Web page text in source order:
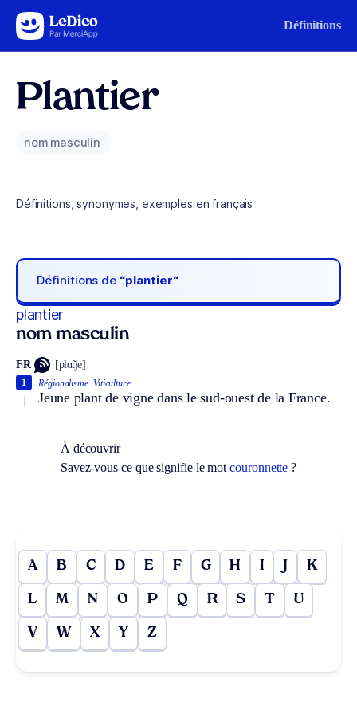
Aller au contenu Définitions
Plantier
nom masculin
Définitions, synonymes, exemples en français
Définitions de “plantier“
plantier
nom masculin
FR [plɑ̃tje]
Régionalisme. Viticulture.
Jeune plant de vigne dans le sud-ouest de la France.
1
À découvrir
Savez-vous ce que signifie le motcouronnette ?
A B C D E F G H I J K
L M N O P Q R S T U
V W X Y Z